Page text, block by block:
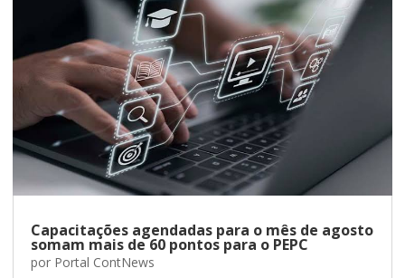
Capacitações agendadas para o mês de agosto
somam mais de 60 pontos para o PEPC
por Portal ContNews